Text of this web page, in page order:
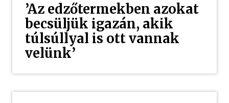
’Az edzőtermekben azokat
becsüljük igazán, akik
túlsúllyal is ott vannak
velünk’